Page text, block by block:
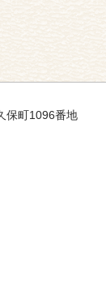
保町1096番地